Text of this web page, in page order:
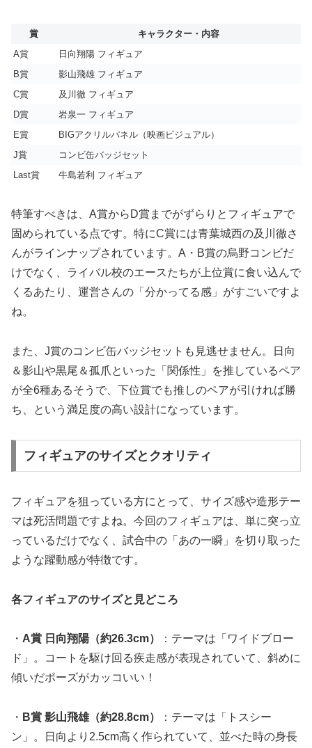
賞
キャラクター・内容
A賞
日向翔陽 フィギュア
B賞
影山飛雄 フィギュア
C賞
及川徹 フィギュア
D賞
岩泉一 フィギュア
E賞
BIGアクリルパネル（映画ビジュアル）
J賞
コンビ缶バッジセット
Last賞
牛島若利 フィギュア
特筆すべきは、A賞からD賞までがずらりとフィギュアで
固められている点です。特にC賞には青葉城西の及川徹さ
んがラインナップされています。A・B賞の烏野コンビだ
けでなく、ライバル校のエースたちが上位賞に食い込んで
くるあたり、運営さんの「分かってる感」がすごいですよ
ね。
また、J賞のコンビ缶バッジセットも見逃せません。日向
＆影山や黒尾＆孤爪といった「関係性」を推しているペア
が全6種あるそうで、下位賞でも推しのペアが引ければ勝
ち、という満足度の高い設計になっています。
フィギュアのサイズとクオリティ
フィギュアを狙っている方にとって、サイズ感や造形テー
マは死活問題ですよね。今回のフィギュアは、単に突っ立
っているだけでなく、試合中の「あの一瞬」を切り取った
ような躍動感が特徴です。
各フィギュアのサイズと見どころ
・ A賞 日向翔陽（約26.3cm）
：テーマは「ワイドブロー
ド」。コートを駆け回る疾走感が表現されていて、斜めに
傾いだポーズがカッコいい！
・ B賞 影山飛雄（約28.8cm）
：テーマは「トスシー
ン」。日向より2.5cm高く作られていて、並べた時の身長